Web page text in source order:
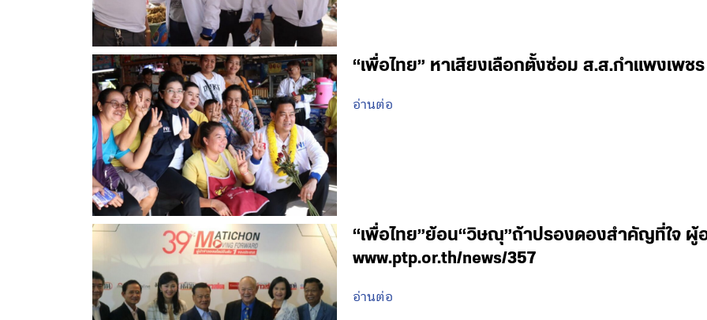
“เพื่อไทย” หาเสียงเลือกตั้งซ่อม ส.ส.กำแพงเพชร
อ่านต่อ
“เพื่อไทย”ย้อน“วิษณุ”ถ้าปรองดองสำคัญที่ใจ ผู้
www.ptp.or.th/news/357
อ่านต่อ